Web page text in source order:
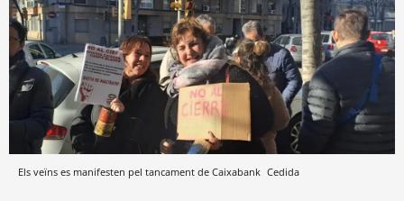
Els veïns es manifesten pel tancament de Caixabank Cedida